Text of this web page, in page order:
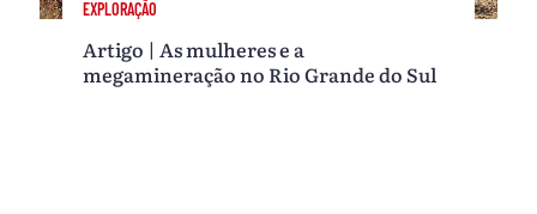
EXPLORAÇÃO
Artigo | As mulheres e a
megamineração no Rio Grande do Sul